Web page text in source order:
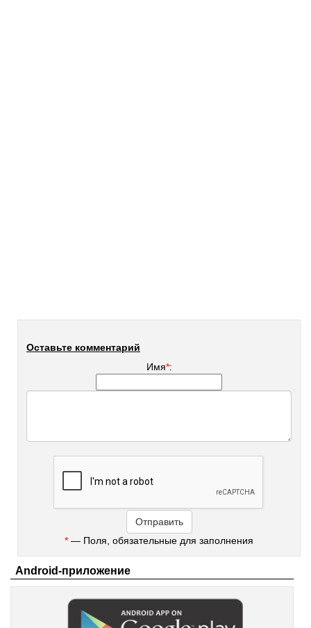
Оставьте комментарий
Имя*:
* — Поля, обязательные для заполнения
Android-приложение